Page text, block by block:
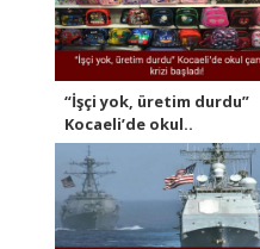
“İşçi yok, üretim durdu”
Kocaeli’de okul..